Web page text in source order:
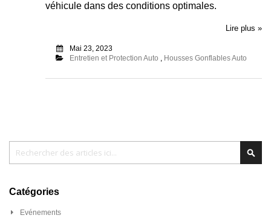
véhicule dans des conditions optimales.
Lire plus »
Mai 23, 2023
Entretien et Protection Auto , Housses Gonflables Auto
Catégories
Evénements